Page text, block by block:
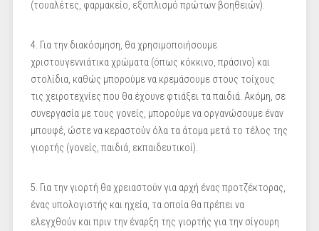
(τουαλέτες, φαρμακείο, εξοπλισμό πρώτων βοηθειών).
4. Για την διακόσμηση, θα χρησιμοποιήσουμε
χριστουγεννιάτικα χρώματα (όπως κόκκινο, πράσινο) και
στολίδια, καθώς μπορούμε να κρεμάσουμε στους τοίχους
τις χειροτεχνίες που θα έχουνε φτιάξει τα παιδιά. Ακόμη, σε
συνεργασία με τους γονείς, μπορούμε να οργανώσουμε έναν
μπουφέ, ώστε να κεραστούν όλα τα άτομα μετά το τέλος της
γιορτής (γονείς, παιδιά, εκπαιδευτικοί).
5. Για την γιορτή θα χρειαστούν για αρχή ένας προτζέκτορας,
ένας υπολογιστής και ηχεία, τα οποία θα πρέπει να
ελεγχθούν και πριν την έναρξη της γιορτής για την σίγουρη